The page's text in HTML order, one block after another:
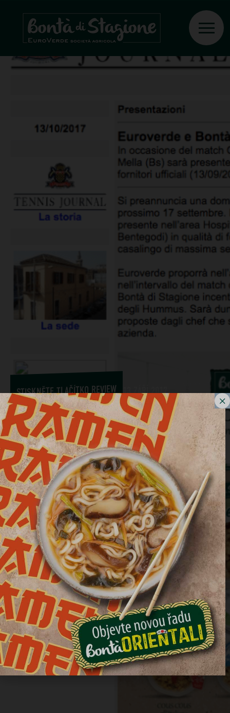
STISKNĚTE TLAČÍTKO REVIEW 13 ZÁŘÍ 2017
Euroverde a Bontà di
stagione, Star Sunday